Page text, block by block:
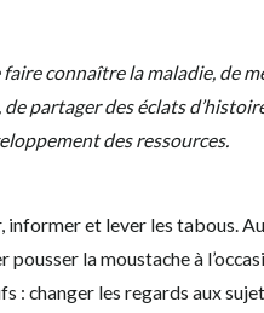
faire connaître la maladie, de
partager des éclats
des ressources.
informer et lever les tabous.
pousser la moustache à
: changer les regards aux